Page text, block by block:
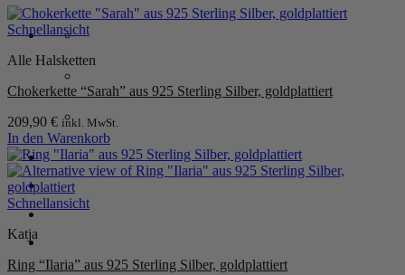
Anmelden / Registrieren
Warenkorb /
Schnellansicht
Alle Halsketten
Chokerkette “Sarah” aus 925 Sterling Silber, goldplattiert
209,90 € inkl. MwSt.
In den Warenkorb
Schnellansicht
Katja
Ring “Ilaria” aus 925 Sterling Silber, goldplattiert